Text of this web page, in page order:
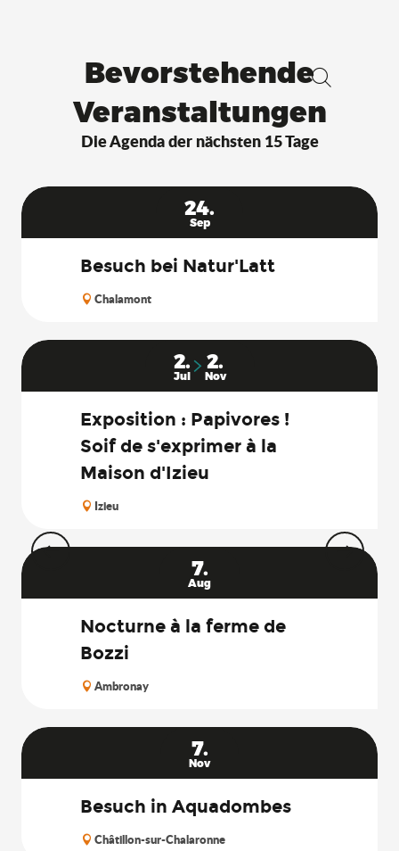
Suche
Bevorstehende
Veranstaltungen
Die Agenda der nächsten 15 Tage
24.
Sep
Besuch bei Natur'Latt
Chalamont
2.
Jul
2.
Nov
Exposition : Papivores !
Soif de s'exprimer à la
Maison d'Izieu
Izieu
7.
Aug
Nocturne à la ferme de
Bozzi
Ambronay
7.
Nov
Besuch in Aquadombes
Châtillon-sur-Chalaronne